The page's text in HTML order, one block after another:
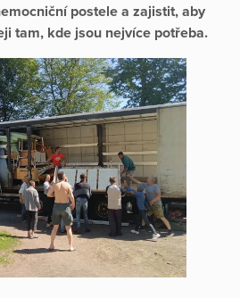
postele a zajistit, aby
tam, kde jsou nejvíce potřeba.